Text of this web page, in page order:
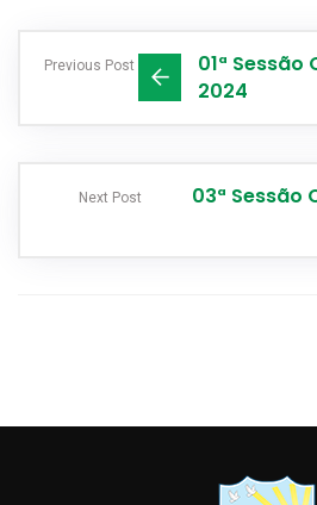
Previous Post
01ª
2024
Next Post
03ª Sessão